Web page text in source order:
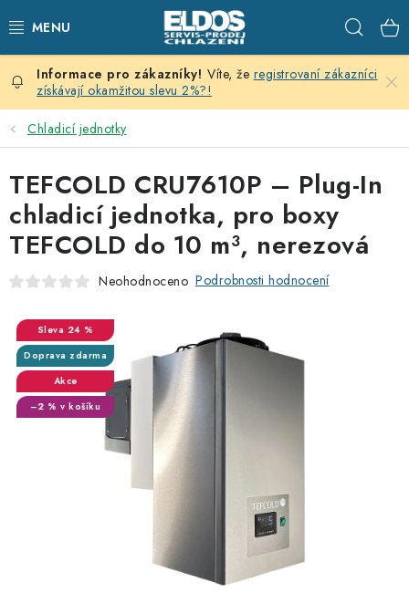
na
PRODEJNÍ CHLAZENÍ
SKLADOVACÍ CHLAZENÍ
CHLAZENÍ PRO PŘÍPRAVU
VÝČEPNÍ ZAŘÍZENÍ
KLIMATIZACE
ZNAČKY
Informační centrum Proč zvolit TEFCOLD
Hodnocení obchodu
Obchodní podmínky
Víte, že registrovaní zákazníci
získávají okamžitou slevu 2%?!
Chladicí jednotky
TEFCOLD CRU7610P – Plug-In
chladicí jednotka, pro boxy
TEFCOLD do 10 m³, nerezová
Neohodnoceno Podrobnosti hodnocení
24 %
Doprava zdarma
Akce
–2 % v košíku